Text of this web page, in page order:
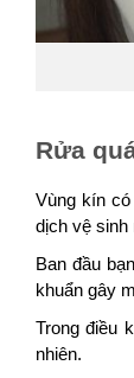
Rửa
Vùng kín
dịch vệ sinh
Ban đầu
khuẩn gây
Trong điều
nhiên.